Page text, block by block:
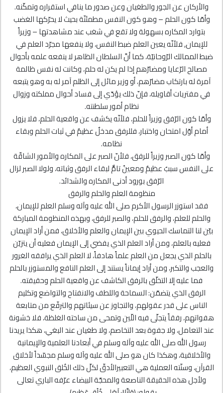
والأركان عن الجور والطغيان وعن صدور ما ينافي استقراره وتمكّنه.
وأمّا كون الحلم – وهو كون النفس مطمئنّة بحيث لا يحرّكها الغضب
بتوارد المكاره بسهولة ولا تقع في شغب عند مشاهدتها – وزيراً
للإيمان, فلأنّه يعين العلم ضبط النفس، ولا ينفعها مجرّد العلم في
ضبط الممالك الرّوحانيّة، كما أنَّ السلطان الظاهر لا ينفعه علمه بأحوال
مصالح الرّعايا ومضارّهم إذا لم يكن له حلم، وكانت له نفس ظالمة
آمرة له بارتكاب مضارّهم، أو وزير مائل إلى الظلم آمر له به وهو يتبعه
في مفتريات أقاويله، فإنّ ذلك يؤدّي إلى فساد أحوال مملكته وزوال
نظام أمور سلطنته.
وأمّا كون الرّفق وزيراً للحلم، فلأنّه يكشف عن واقعية الحلم، فلا يزول
أمام أوّل امتحان واختبار، فللرفق مدخلٌ عظيمٌ في ثبات الحلم وبقاء
نظامه.
‌وأمّا كون الصبر وزيراً للرفق، فلأنّ الصبر على المكاره والأمور الشاقّة
على النفس سببٌ عظيمٌ ومعينٌ تامٌّ لبقاء الرفق وثباته، ولولا الصبر لزال
الرّفق بورود أدنى المكاره والشدائد.
منظومة العلم والحلم والرفق
فقد استوزر الرسول الأكرم صلى الله عليه وآله وسلم العلم للإيمان،
والحلم للعلم، والرفق للحلم، والصبر للرفق، وبهذه المنظومة المباركة
بيّن لنا التماسك الحيوي بين الإيمان والعلم والأخلاق، فمن أراد الإيمان
فعليه بالعلم، ومن أراد العلم الذي يفضي إلى الإيمان فعليه أن يتزيّن
بالحلم الذي يجعل من العلم علماً هادفاً، لا العلم الذي يرافقه الغرور
والعجب والتكبر، ومن أراد إيماناً يستند إلى العلم النافع والمستوزر بالحلم
فما عليه إلا التخلّق بالرفق الكاشف عن واقعية الحلم وحقيقته.
الرفق الذي يتضمّن: السماحة واللطف والانفتاح والتواضع وتكليم
الناس على قدر عقولهم، والتجاوز عن سيئاتهم والترفّع من متابعة
هفواتهم، رفقاً يتجلّى فيه اللّين وتمحى من ساحته الغلظة، فلا خشونة
عند التعامل، ولا جفوة بعد التخاصم، ولا طغيان عند البغي، هكذا يريدنا
رسول الله صلى الله عليه وآله وسلم في أبعادنا العلمية والإيمانية
والأخلاقية، وهكذا كان هو صلى الله عليه وآله وسلم مجسّداً لأخلاق
القرآن، وسنّته العملية هي التعبيرالأدقّ لكلّ ذلك الخُلق النبوي العظيم،
ولأجل هذه الحقيقة الناصعة والمحجّة البيضاء عرّفه الباري تعالى